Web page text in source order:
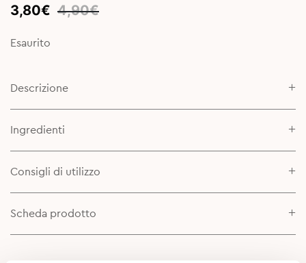
4,90€
Original
was:
3,80€
Current
is:
Esaurito
Descrizione
Ingredienti
Consigli di utilizzo
Scheda prodotto